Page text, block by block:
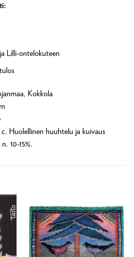
Lilli-ontelokuteen
Kokkola
Huolellinen huuhtelu ja kuivaus
10-15%.